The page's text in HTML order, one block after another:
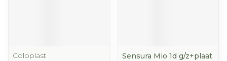
Coloplast
Sensura Mio 1d g/z+plaat